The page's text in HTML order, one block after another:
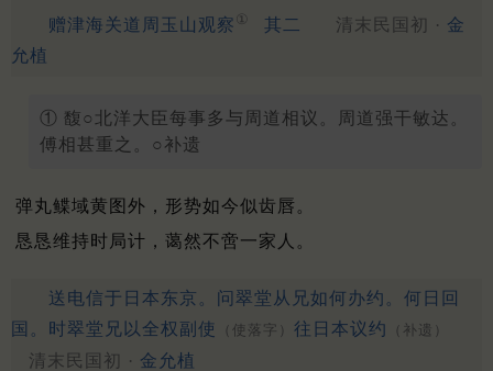
赠津海关道周玉山观察 ① 其二 清末民国初 · 金
允植
① 馥○北洋大臣每事多与周道相议。周道强干敏达。
傅相甚重之。○补遗
弹丸鲽域黄图外，形势如今似齿唇。
恳恳维持时局计，蔼然不啻一家人。
送电信于日本东京。问翠堂从兄如何办约。何日回
国。时翠堂兄以全权副使
（使落字） 往日本议约 （补遗）
清末民国初 · 金允植